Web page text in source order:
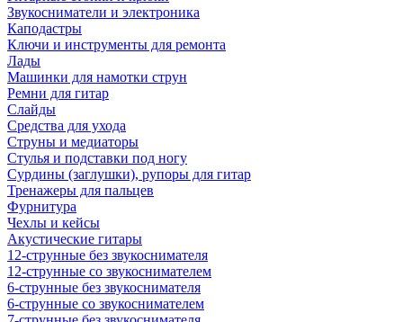
Звукосниматели и электроника
Каподастры
Ключи и инструменты для ремонта
Лады
Машинки для намотки струн
Ремни для гитар
Слайды
Средства для ухода
Струны и медиаторы
Стулья и подставки под ногу
Сурдины (заглушки), рупоры для гитар
Тренажеры для пальцев
Фурнитура
Чехлы и кейсы
Акустические гитары
12-струнные без звукоснимателя
12-струнные со звукоснимателем
6-струнные без звукоснимателя
6-струнные со звукоснимателем